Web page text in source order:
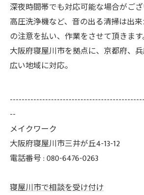
深夜時間帯でも対応可能な場合がござ
高圧洗浄機など、音の出る清掃は出
の注意を払い、作業をさせて頂きます
大阪府寝屋川市を拠点に、京都府、
広い地域に対応。
--
メイクワーク
大阪府寝屋川市三井が丘4-13-12
電話番号 : 080-6476-0263
寝屋川市で相談を受け付け